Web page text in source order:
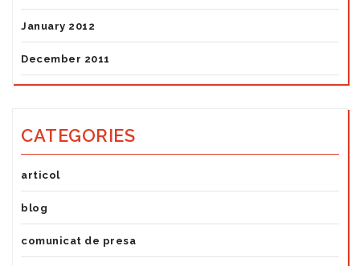
January 2012
December 2011
CATEGORIES
articol
blog
comunicat de presa